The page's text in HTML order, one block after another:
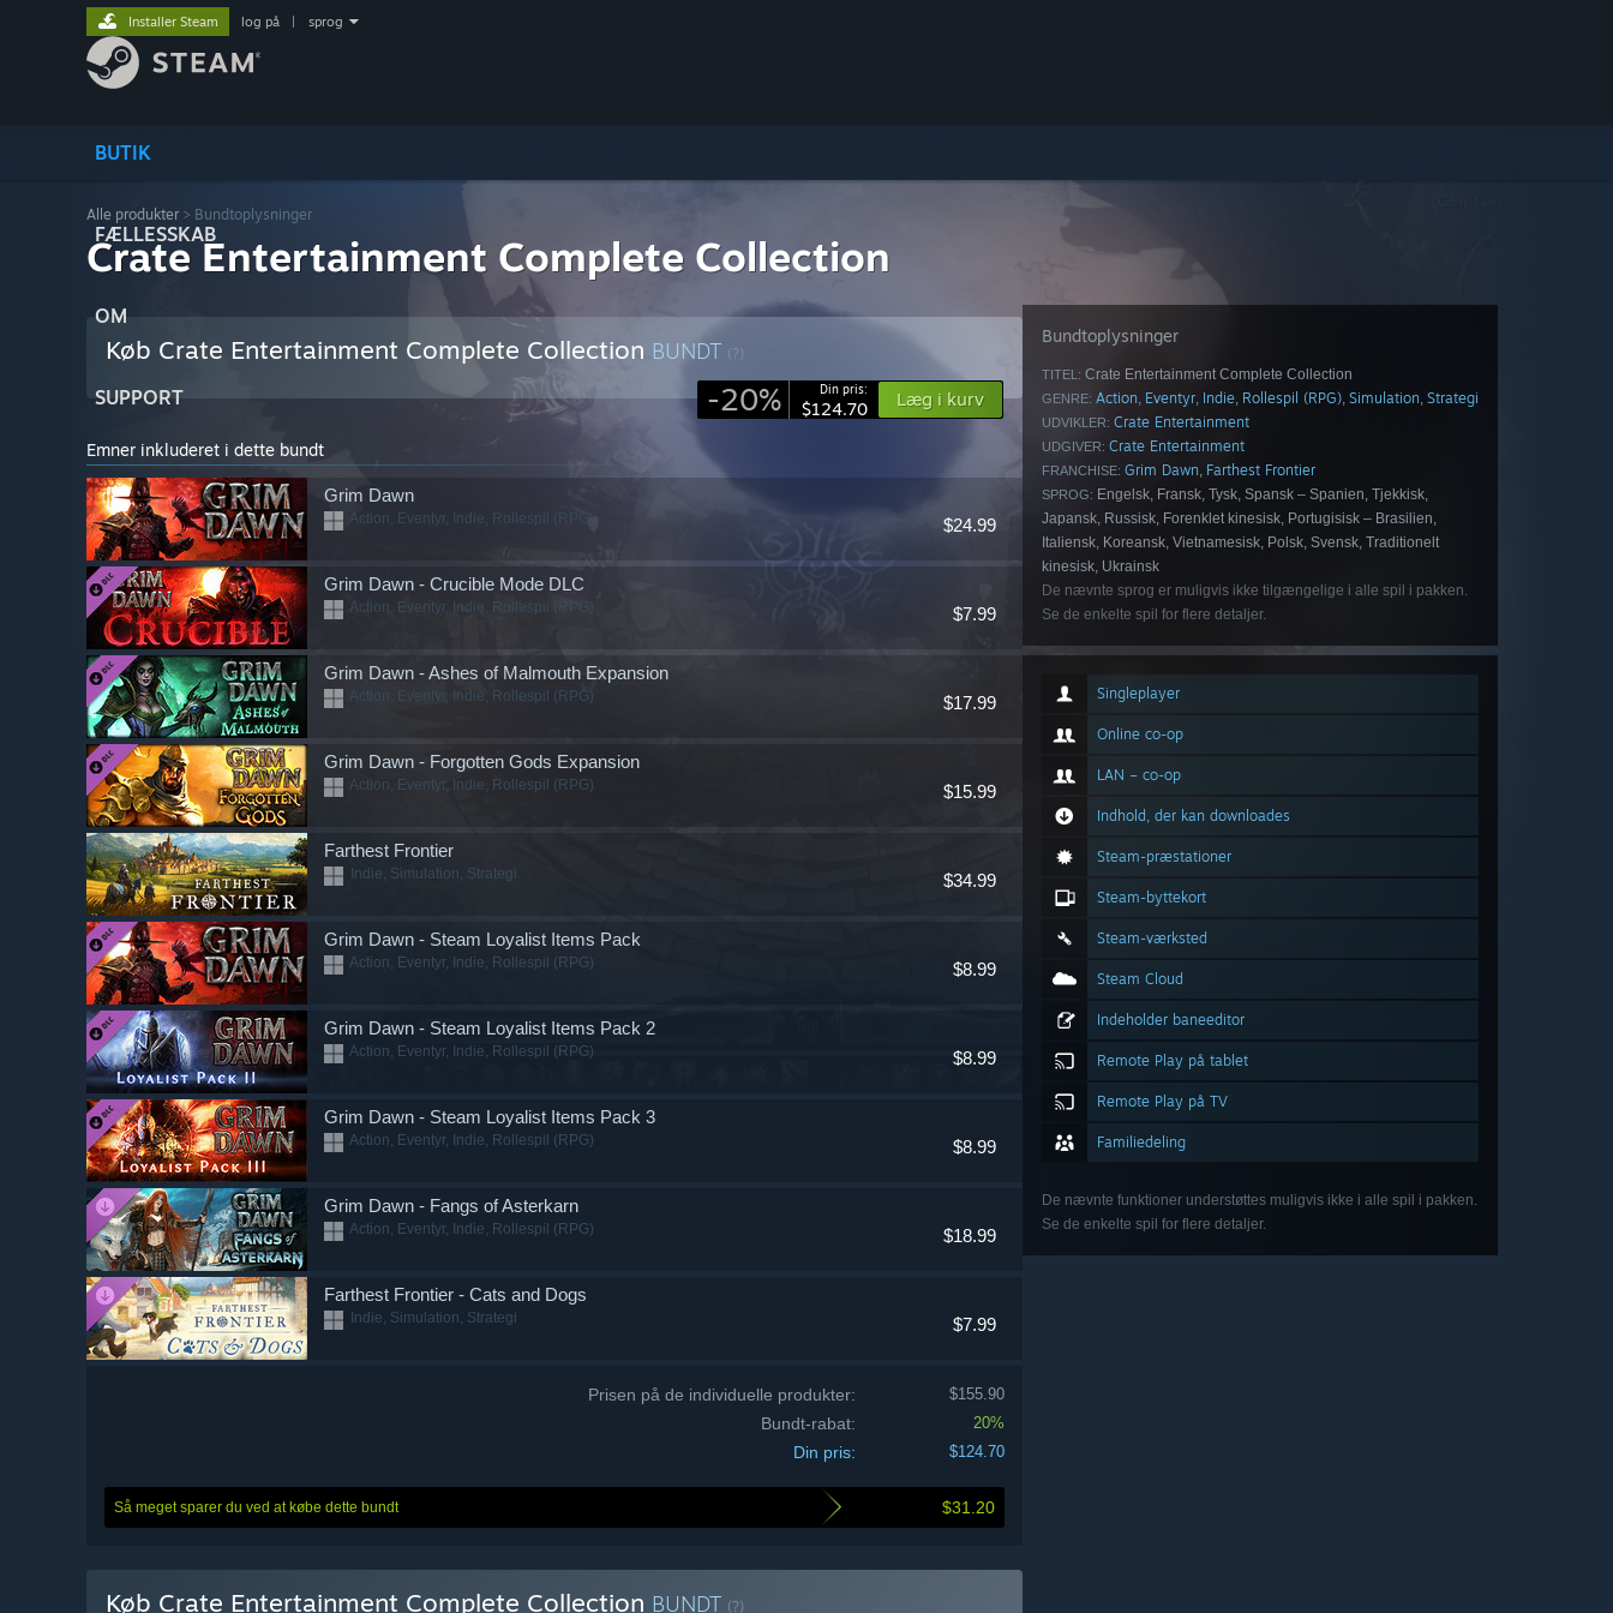
BUTIK
FÆLLESSKAB
OM
SUPPORT
Installer Steam log på sprog
Alle produkter > Bundtoplysninger
Crate Entertainment Complete Collection
Køb Crate Entertainment Complete Collection BUNDT (?)
-20% Din pris:
$124.70 Læg i kurv
Emner inkluderet i dette bundt
$24.99
Grim Dawn
Action, Eventyr, Indie, Rollespil (RPG)
$7.99
Grim Dawn - Crucible Mode DLC
Action, Eventyr, Indie, Rollespil (RPG)
$17.99
Grim Dawn - Ashes of Malmouth Expansion
Action, Eventyr, Indie, Rollespil (RPG)
$15.99
Grim Dawn - Forgotten Gods Expansion
Action, Eventyr, Indie, Rollespil (RPG)
$34.99
Farthest Frontier
Indie, Simulation, Strategi
$8.99
Grim Dawn - Steam Loyalist Items Pack
Action, Eventyr, Indie, Rollespil (RPG)
$8.99
Grim Dawn - Steam Loyalist Items Pack 2
Action, Eventyr, Indie, Rollespil (RPG)
$8.99
Grim Dawn - Steam Loyalist Items Pack 3
Action, Eventyr, Indie, Rollespil (RPG)
$18.99
Grim Dawn - Fangs of Asterkarn
Action, Eventyr, Indie, Rollespil (RPG)
$7.99
Farthest Frontier - Cats and Dogs
Indie, Simulation, Strategi
$155.90
Prisen på de individuelle produkter:
20%
Bundt-rabat:
$124.70
Din pris:
$31.20
Så meget sparer du ved at købe dette bundt
Køb Crate Entertainment Complete Collection BUNDT (?)
Bundtoplysninger
TITEL: Crate Entertainment Complete Collection
GENRE: Action, Eventyr, Indie, Rollespil (RPG), Simulation, Strategi
UDVIKLER: Crate Entertainment
UDGIVER: Crate Entertainment
FRANCHISE: Grim Dawn, Farthest Frontier
SPROG: Engelsk, Fransk, Tysk, Spansk – Spanien, Tjekkisk,
Japansk, Russisk, Forenklet kinesisk, Portugisisk – Brasilien,
Italiensk, Koreansk, Vietnamesisk, Polsk, Svensk, Traditionelt
kinesisk, Ukrainsk
De nævnte sprog er muligvis ikke tilgængelige i alle spil i pakken.
Se de enkelte spil for flere detaljer.
Singleplayer
Online co-op
LAN – co-op
Indhold, der kan downloades
Steam-præstationer
Steam-byttekort
Steam-værksted
Steam Cloud
Indeholder baneeditor
Remote Play på tablet
Remote Play på TV
Familiedeling
De nævnte funktioner understøttes muligvis ikke i alle spil i pakken.
Se de enkelte spil for flere detaljer.